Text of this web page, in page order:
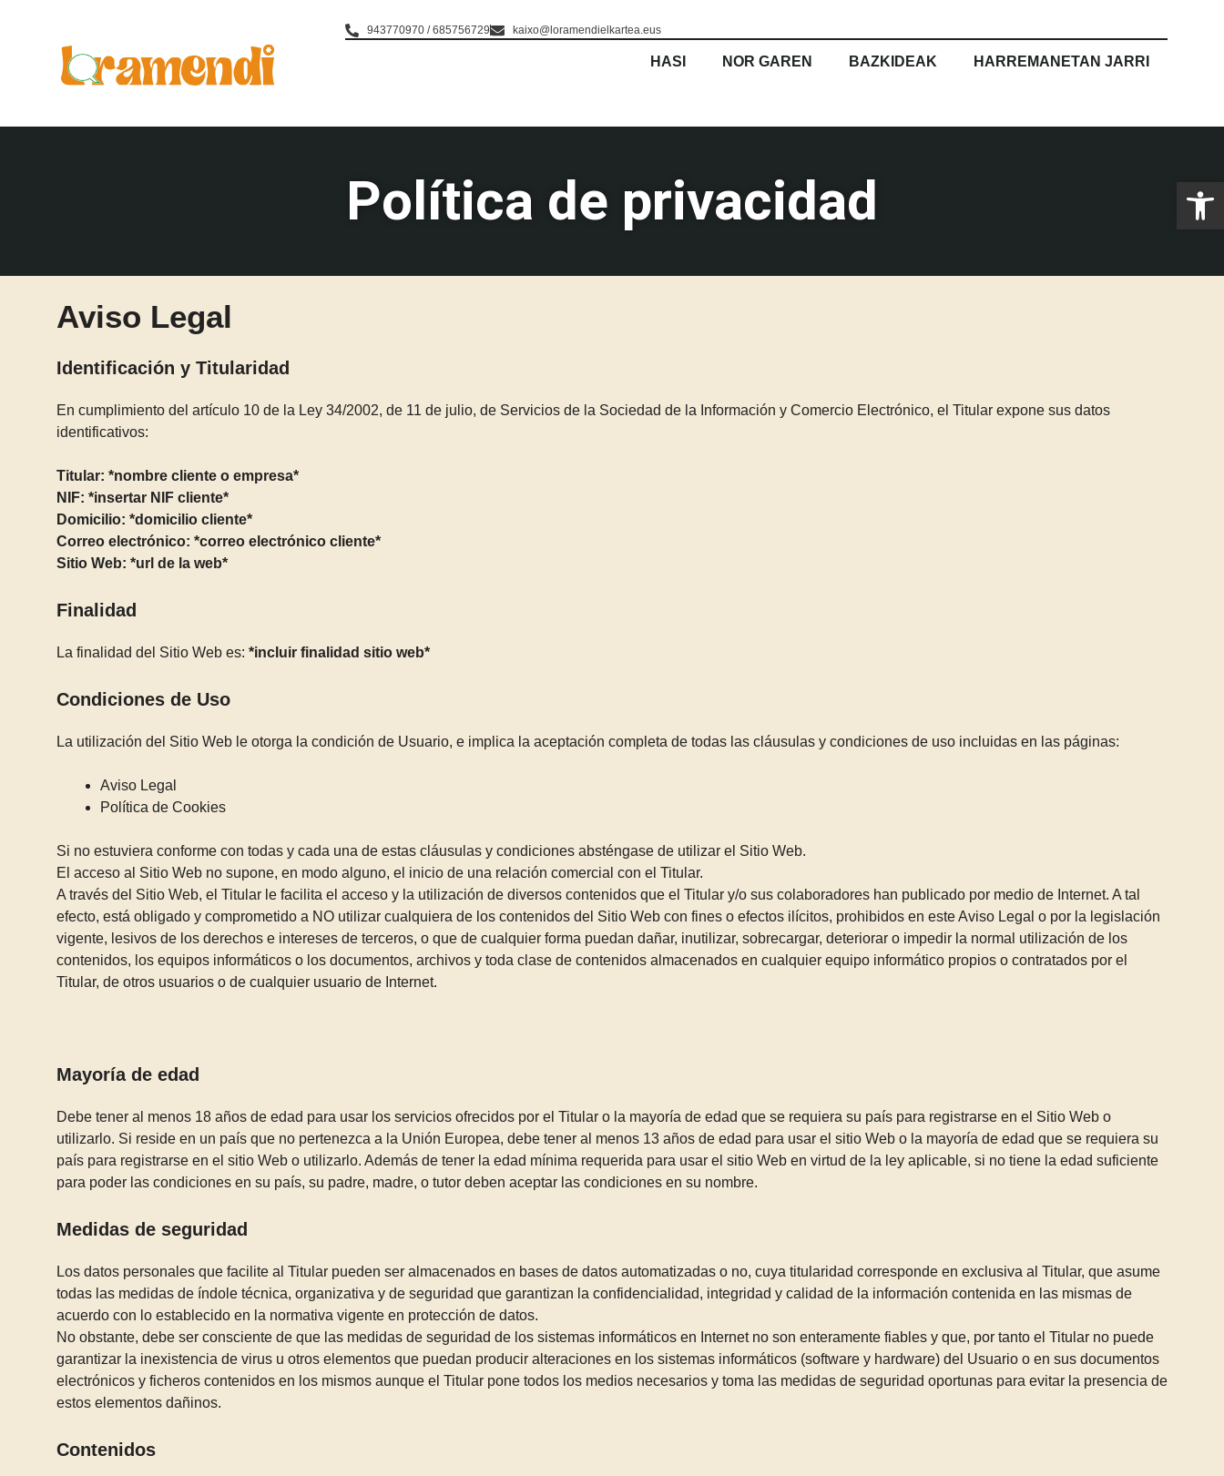
943770970 / 685756729 kaixo@loramendielkartea.eus
HASI NOR GAREN BAZKIDEAK HARREMANETAN JARRI
Política de privacidad
Aviso Legal
Identificación y Titularidad
En cumplimiento del artículo 10 de la Ley 34/2002, de 11 de julio, de Servicios de la Sociedad de la Información y Comercio Electrónico, el Titular expone sus datos
identificativos:
Titular: *nombre cliente o empresa*
NIF: *insertar NIF cliente*
Domicilio: *domicilio cliente*
Correo electrónico: *correo electrónico cliente*
Sitio Web: *url de la web*
Finalidad
La finalidad del Sitio Web es: *incluir finalidad sitio web*
Condiciones de Uso
La utilización del Sitio Web le otorga la condición de Usuario, e implica la aceptación completa de todas las cláusulas y condiciones de uso incluidas en las páginas:
Aviso Legal
Política de Cookies
Si no estuviera conforme con todas y cada una de estas cláusulas y condiciones absténgase de utilizar el Sitio Web.
El acceso al Sitio Web no supone, en modo alguno, el inicio de una relación comercial con el Titular.
A través del Sitio Web, el Titular le facilita el acceso y la utilización de diversos contenidos que el Titular y/o sus colaboradores han publicado por medio de Internet. A tal
efecto, está obligado y comprometido a NO utilizar cualquiera de los contenidos del Sitio Web con fines o efectos ilícitos, prohibidos en este Aviso Legal o por la legislación
vigente, lesivos de los derechos e intereses de terceros, o que de cualquier forma puedan dañar, inutilizar, sobrecargar, deteriorar o impedir la normal utilización de los
contenidos, los equipos informáticos o los documentos, archivos y toda clase de contenidos almacenados en cualquier equipo informático propios o contratados por el
Titular, de otros usuarios o de cualquier usuario de Internet.
Mayoría de edad
Debe tener al menos 18 años de edad para usar los servicios ofrecidos por el Titular o la mayoría de edad que se requiera su país para registrarse en el Sitio Web o
utilizarlo. Si reside en un país que no pertenezca a la Unión Europea, debe tener al menos 13 años de edad para usar el sitio Web o la mayoría de edad que se requiera su
país para registrarse en el sitio Web o utilizarlo. Además de tener la edad mínima requerida para usar el sitio Web en virtud de la ley aplicable, si no tiene la edad suficiente
para poder las condiciones en su país, su padre, madre, o tutor deben aceptar las condiciones en su nombre.
Medidas de seguridad
Los datos personales que facilite al Titular pueden ser almacenados en bases de datos automatizadas o no, cuya titularidad corresponde en exclusiva al Titular, que asume
todas las medidas de índole técnica, organizativa y de seguridad que garantizan la confidencialidad, integridad y calidad de la información contenida en las mismas de
acuerdo con lo establecido en la normativa vigente en protección de datos.
No obstante, debe ser consciente de que las medidas de seguridad de los sistemas informáticos en Internet no son enteramente fiables y que, por tanto el Titular no puede
garantizar la inexistencia de virus u otros elementos que puedan producir alteraciones en los sistemas informáticos (software y hardware) del Usuario o en sus documentos
electrónicos y ficheros contenidos en los mismos aunque el Titular pone todos los medios necesarios y toma las medidas de seguridad oportunas para evitar la presencia de
estos elementos dañinos.
Contenidos